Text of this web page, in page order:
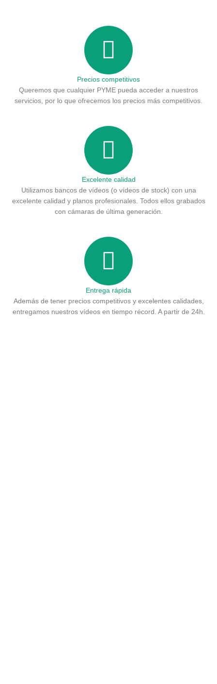
Precios competitivos
Queremos que cualquier PYME pueda acceder a nuestros
servicios, por lo que ofrecemos los precios más competitivos.
Excelente calidad
Utilizamos bancos de vídeos (o vídeos de stock) con una
excelente calidad y planos profesionales. Todos ellos grabados
con cámaras de última generación.
Entrega rápida
Además de tener precios competitivos y excelentes calidades,
entregamos nuestros vídeos en tiempo récord. A partir de 24h.